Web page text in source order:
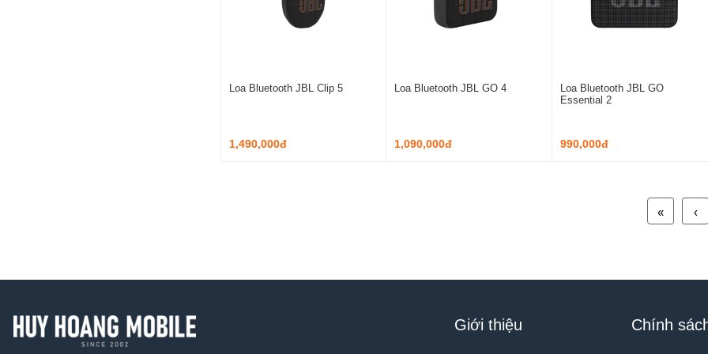
Loa Bluetooth JBL Clip 5
1,490,000đ
Loa Bluetooth JBL GO 4
1,090,000đ
Loa Bluetooth JBL GO
Essential 2
990,000đ
« ‹
Giới thiệu Chính